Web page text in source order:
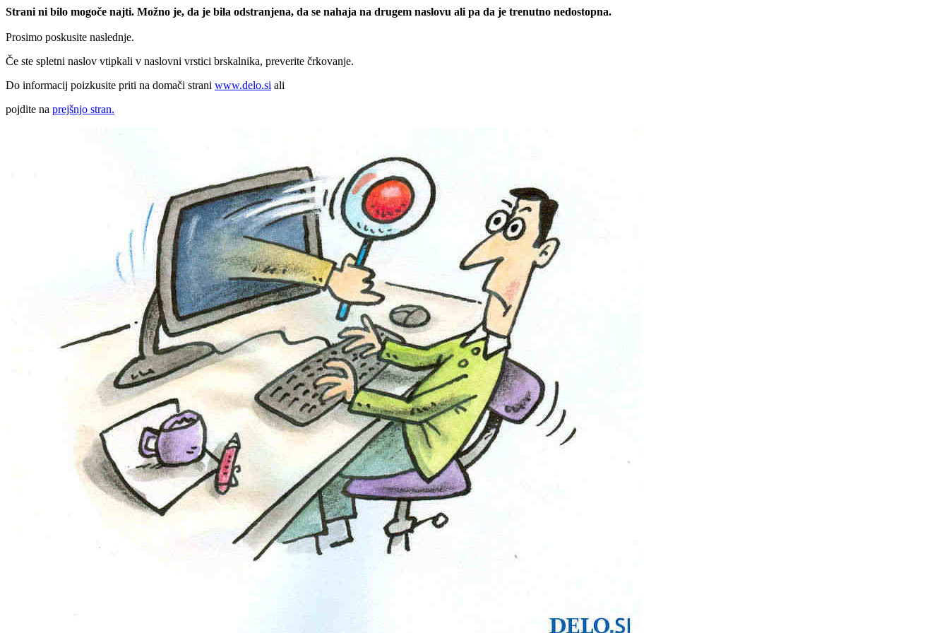
Strani ni bilo mogoče najti. Možno je, da je bila odstranjena, da se nahaja na drugem naslovu ali pa da je trenutno nedostopna.
Prosimo poskusite naslednje.
Če ste spletni naslov vtipkali v naslovni vrstici brskalnika, preverite črkovanje.
Do informacij poizkusite priti na domači strani www.delo.si ali
pojdite na prejšnjo stran.